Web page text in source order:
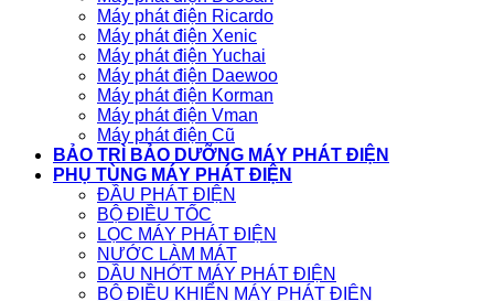
Máy phát điện Ricardo
Máy phát điện Xenic
Máy phát điện Yuchai
Máy phát điện Daewoo
Máy phát điện Korman
Máy phát điện Vman
Máy phát điện Cũ
BẢO TRÌ BẢO DƯỠNG MÁY PHÁT ĐIỆN
PHỤ TÙNG MÁY PHÁT ĐIỆN
ĐẦU PHÁT ĐIỆN
BỘ ĐIỀU TỐC
LỌC MÁY PHÁT ĐIỆN
NƯỚC LÀM MÁT
DẦU NHỚT MÁY PHÁT ĐIỆN
BỘ ĐIỀU KHIỂN MÁY PHÁT ĐIỆN